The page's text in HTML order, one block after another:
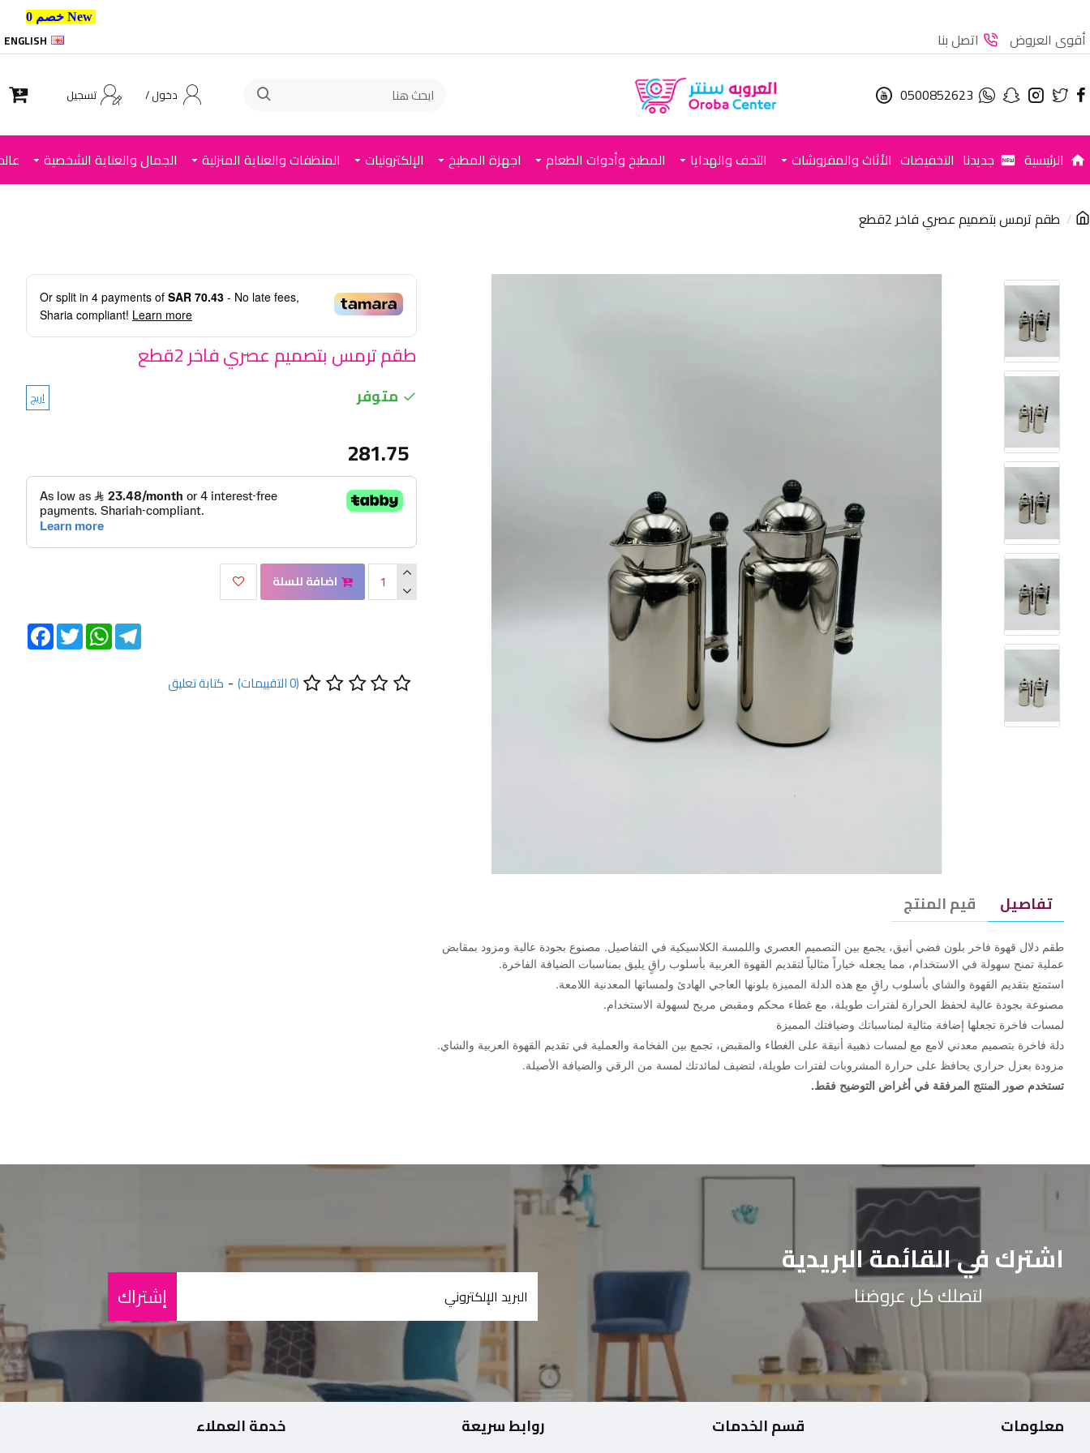
أقوى العروض اتصل بنا ENGLISH
0500852623 دخول / تسجيل
الرئيسية جديدنا التخفيضات الأثاث والمفروشات التحف والهدايا المطبخ وأدوات الطعام اجهزة المطبخ الإلكترونيات المنظفات والعناية المنزلية الجمال والعناية الشخصية
طقم ترمس بتصميم عصري فاخر 2قطع
Or split in 4 payments of SAR 70.43 - No late fees,
Sharia compliant! Learn more
طقم ترمس بتصميم عصري فاخر 2قطع
متوفر اريج
(0 التقييمات) - كتابة تعليق
281.75
اضافة للسلة
FacebookTwitter
WhatsAppTelegram
تفاصيل قيم المنتج
طقم دلال قهوة فاخر بلون فضي أنيق، يجمع بين التصميم العصري واللمسة الكلاسيكية في التفاصيل. مصنوع بجودة عالية ومزود بمقابض
عملية تمنح سهولة في الاستخدام، مما يجعله خياراً مثالياً لتقديم القهوة العربية بأسلوب راقٍ يليق بمناسبات الضيافة الفاخرة.
استمتع بتقديم القهوة والشاي بأسلوب راقٍ مع هذه الدلة المميزة بلونها العاجي الهادئ ولمساتها المعدنية اللامعة.
مصنوعة بجودة عالية لحفظ الحرارة لفترات طويلة، مع غطاء محكم ومقبض مريح لسهولة الاستخدام.
لمسات فاخرة تجعلها إضافة مثالية لمناسباتك وضيافتك المميزة
دلة فاخرة بتصميم معدني لامع مع لمسات ذهبية أنيقة على الغطاء والمقبض، تجمع بين الفخامة والعملية في تقديم القهوة العربية والشاي.
مزودة بعزل حراري يحافظ على حرارة المشروبات لفترات طويلة، لتضيف لمائدتك لمسة من الرقي والضيافة الأصيلة.
تستخدم صور المنتج المرفقة في أغراض التوضيح فقط.
اشترك في القائمة البريدية
لتصلك كل عروضنا إشتراك
معلومات قسم الخدمات روابط سريعة خدمة العملاء